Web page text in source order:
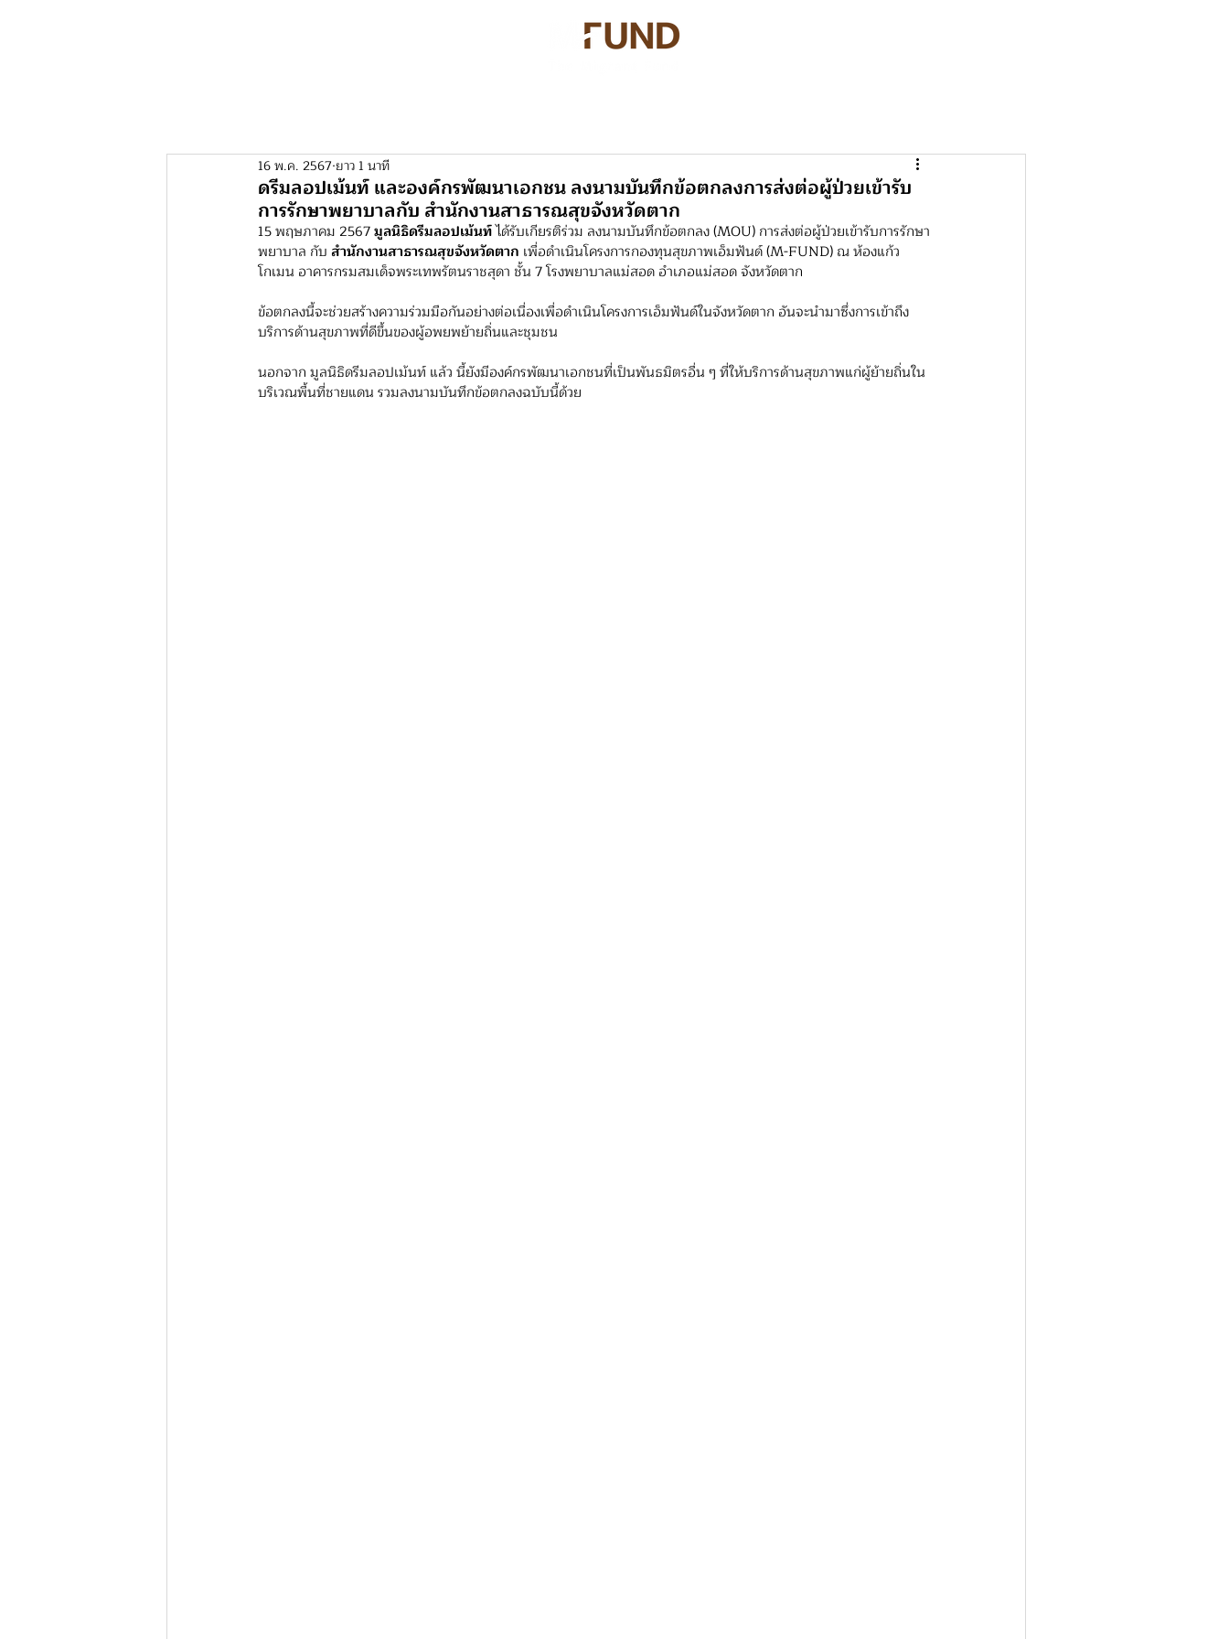
ดรีมลอปเม้นท์ และองค์กรพัฒนาเอกชน ลงนามบันทึกข้อตกลงการส่งต่อผู้ป่วยเข้ารับ
การรักษาพยาบาลกับ สำนักงานสาธารณสุขจังหวัดตาก
16 พ.ค. 2567 ยาว 1 นาที
15 พฤษภาคม 2567 มูลนิธิดรีมลอปเม้นท์ ได้รับเกียรติร่วม ลงนามบันทึกข้อตกลง (MOU) การส่งต่อผู้ป่วยเข้ารับการรักษา
พยาบาล กับ สำนักงานสาธารณสุขจังหวัดตาก เพื่อดำเนินโครงการกองทุนสุขภาพเอ็มฟันด์ (M-FUND) ณ ห้องแก้ว
โกเมน อาคารกรมสมเด็จพระเทพรัตนราชสุดา ชั้น 7 โรงพยาบาลแม่สอด อำเภอแม่สอด จังหวัดตาก
ข้อตกลงนี้จะช่วยสร้างความร่วมมือกันอย่างต่อเนื่องเพื่อดำเนินโครงการเอ็มฟันด์ในจังหวัดตาก อันจะนำมาซึ่งการเข้าถึง
บริการด้านสุขภาพที่ดีขึ้นของผู้อพยพย้ายถิ่นและชุมชน
นอกจาก มูลนิธิดรีมลอปเม้นท์ แล้ว นี้ยังมีองค์กรพัฒนาเอกชนที่เป็นพันธมิตรอื่น ๆ ที่ให้บริการด้านสุขภาพแก่ผู้ย้ายถิ่นใน
บริเวณพื้นที่ชายแดน รวมลงนามบันทึกข้อตกลงฉบับนี้ด้วย